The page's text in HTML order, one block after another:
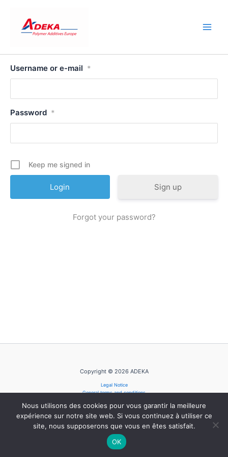
content
Username or e-mail *
Password *
Keep me signed in
Sign up
Forgot your password?
Copyright © 2026 ADEKA
Legal Notice
General terms and conditions
Cookie Policy
Nous utilisons des cookies pour vous garantir la meilleure
expérience sur notre site web. Si vous continuez à utiliser ce
site, nous supposerons que vous en êtes satisfait.
OK